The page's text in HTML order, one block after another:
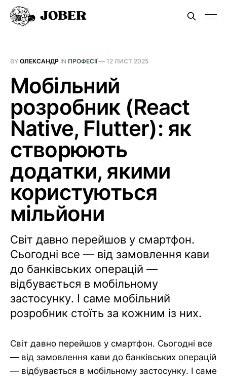
BY ОЛЕКСАНДР IN ПРОФЕСІЇ — 12 ЛИСТ 2025
Мобільний
розробник (React
Native, Flutter): як
створюють
додатки, якими
користуються
мільйони
Світ давно перейшов у смартфон.
Сьогодні все — від замовлення кави
до банківських операцій —
відбувається в мобільному
застосунку. І саме мобільний
розробник стоїть за кожним із них.
Світ давно перейшов у смартфон. Сьогодні все
— від замовлення кави до банківських операцій
— відбувається в мобільному застосунку. І саме